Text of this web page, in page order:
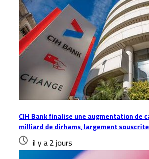
CIH Bank finalise une augmentation de
milliard de dirhams, largement souscrite
il y a 2 jours